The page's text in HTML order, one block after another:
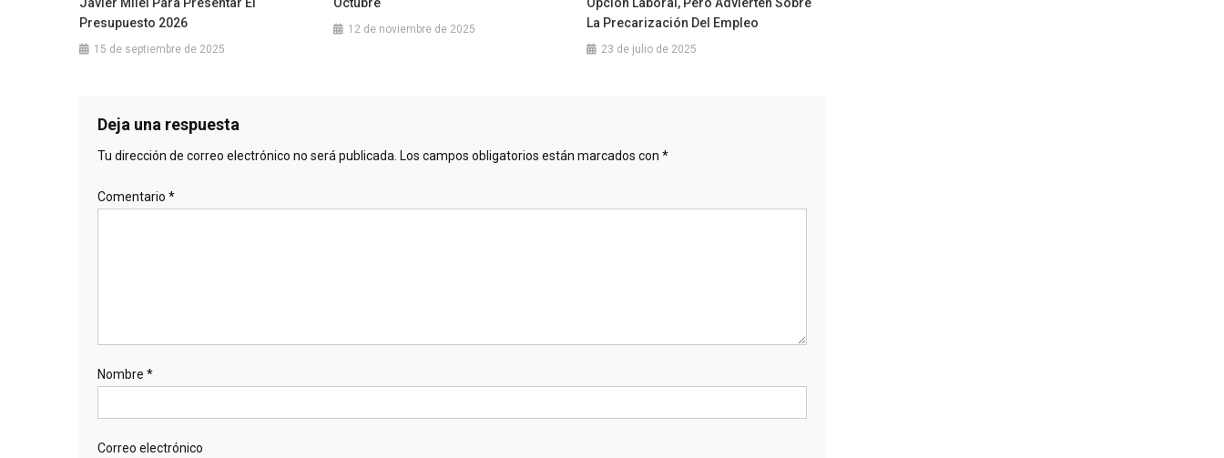
Javier Milei Para Presentar El
Presupuesto 2026
15 de septiembre de 2025
Octubre
12 de noviembre de 2025
Opción Laboral, Pero Advierten Sobre
La Precarización Del Empleo
23 de julio de 2025
Deja una respuesta
Tu dirección de correo electrónico no será publicada. Los campos obligatorios están marcados con *
Comentario *
Nombre *
Correo electrónico